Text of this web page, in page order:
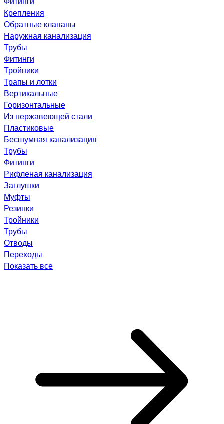
Крепления
Обратные клапаны
Наружная канализация
Трубы
Фитинги
Тройники
Трапы и лотки
Вертикальные
Горизонтальные
Из нержавеющей стали
Пластиковые
Бесшумная канализация
Трубы
Фитинги
Рифленая канализация
Заглушки
Муфты
Резинки
Тройники
Трубы
Отводы
Переходы
Показать все